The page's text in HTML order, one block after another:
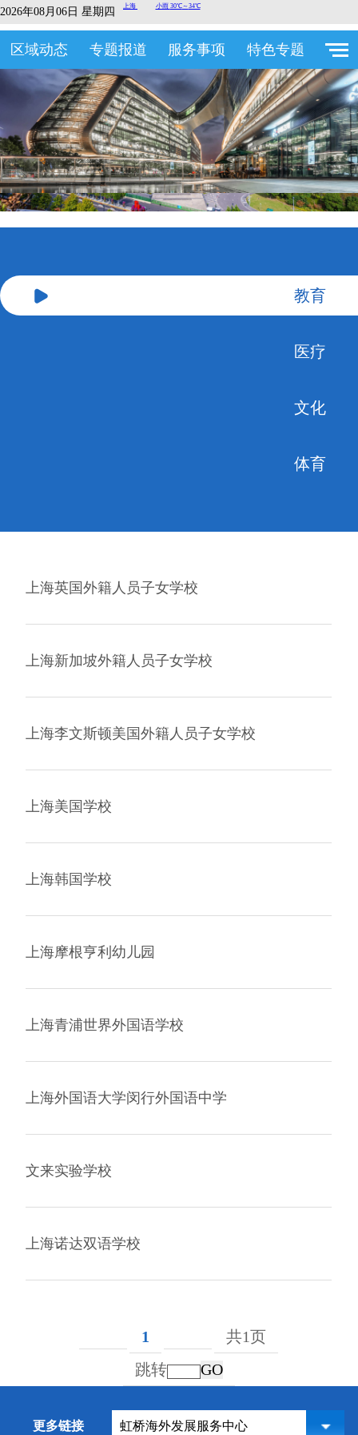
2026年08月06日 星期四
区域动态 专题报道 服务事项 特色专题
教育
医疗
文化
体育
上海英国外籍人员子女学校
上海新加坡外籍人员子女学校
上海李文斯顿美国外籍人员子女学校
上海美国学校
上海韩国学校
上海摩根亨利幼儿园
上海青浦世界外国语学校
上海外国语大学闵行外国语中学
文来实验学校
上海诺达双语学校
1
共1页
跳转
GO
更多链接